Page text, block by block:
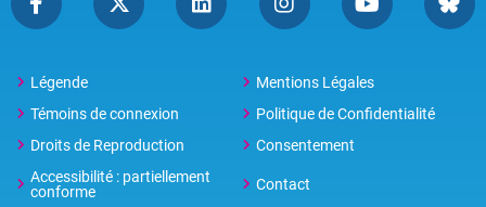
Légende
Mentions Légales
Témoins de connexion
Politique de Confidentialité
Droits de Reproduction
Consentement
Accessibilité : partiellement
conforme
Contact